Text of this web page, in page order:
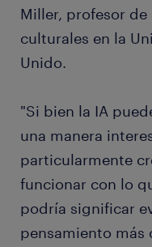
Miller, profesor
culturales en la
Unido.
"Si bien la IA
una manera
particularmente
funcionar con lo
podría significar
pensamiento más